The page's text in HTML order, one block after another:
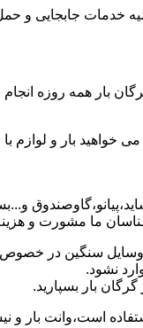
جابجایی و حمل
خواهید بار و لوازم
ما مشورت و هزینه
سنگین در خصوص
نشود.
بار بسپارید.
است،وانت بار و